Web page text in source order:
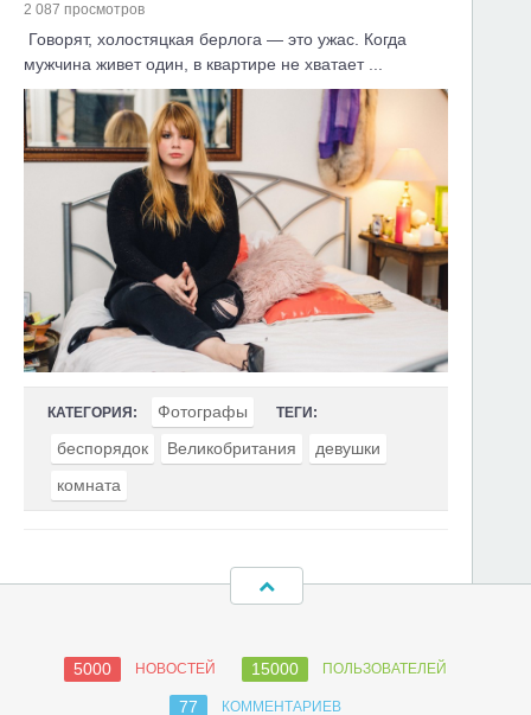
2 087 просмотров
Говорят, холостяцкая берлога — это ужас. Когда
мужчина живет один, в квартире не хватает ...
КАТЕГОРИЯ: Фотографы ТЕГИ:
беспорядок Великобритания
девушки
комната
5000 НОВОСТЕЙ 15000 ПОЛЬЗОВАТЕЛЕЙ
77 КОММЕНТАРИЕВ